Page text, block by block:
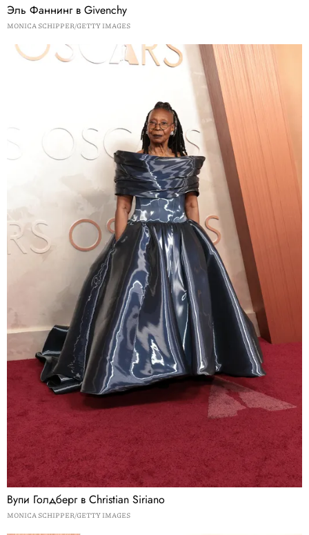
Эль Фаннинг в Givenchy
MONICA SCHIPPER/GETTY IMAGES
Вупи Голдберг в Christian Siriano
MONICA SCHIPPER/GETTY IMAGES